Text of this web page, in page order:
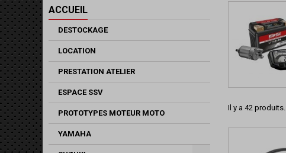
ACCUEIL
DESTOCKAGE
LOCATION
PRESTATION ATELIER
ESPACE SSV
PROTOTYPES MOTEUR MOTO
YAMAHA
Il y a 42 produits.